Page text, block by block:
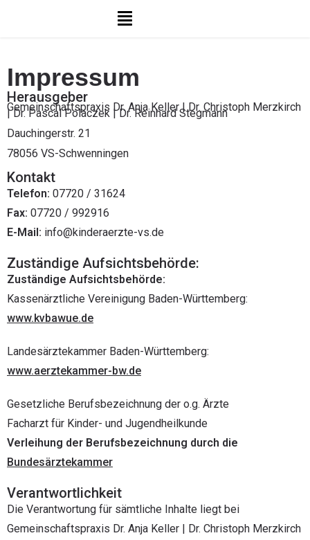
Impressum
Herausgeber
Gemeinschaftspraxis Dr. Anja Keller | Dr. Christoph Merzkirch
| Dr. Pascal Polaczek | Dr. Reinhard Stegmann
Dauchingerstr. 21
78056 VS-Schwenningen
Kontakt
Telefon: 07720 / 31624
Fax: 07720 / 992916
E-Mail: info@kinderaerzte-vs.de
Zuständige Aufsichtsbehörde:
Zuständige Aufsichtsbehörde:
Kassenärztliche Vereinigung Baden-Württemberg:
www.kvbawue.de
Landesärztekammer Baden-Württemberg:
www.aerztekammer-bw.de
Gesetzliche Berufsbezeichnung der o.g. Ärzte
Facharzt für Kinder- und Jugendheilkunde
Verleihung der Berufsbezeichnung durch die
Bundesärztekammer
Verantwortlichkeit
Die Verantwortung für sämtliche Inhalte liegt bei
Gemeinschaftspraxis Dr. Anja Keller | Dr. Christoph Merzkirch